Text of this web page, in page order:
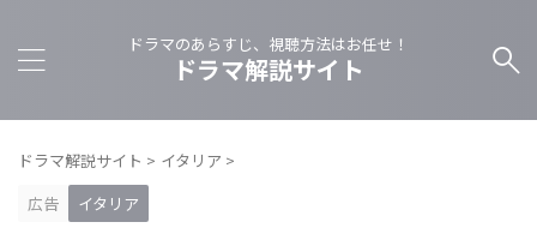
ドラマのあらすじ、視聴方法はお任せ！
ドラマ解説サイト
ドラマ解説サイト > イタリア >
広告
イタリア